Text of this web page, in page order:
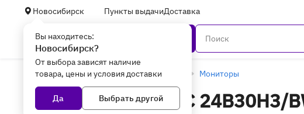
Новосибирск Пункты выдачиДоставка
Вы находитесь:
Новосибирск?
От выбора зависят наличие
товара, цены и условия доставки
Да Выбрать другой
Главная Периферийное оборудование Мониторы
Монитор 23.8" AOC 24B30H3/